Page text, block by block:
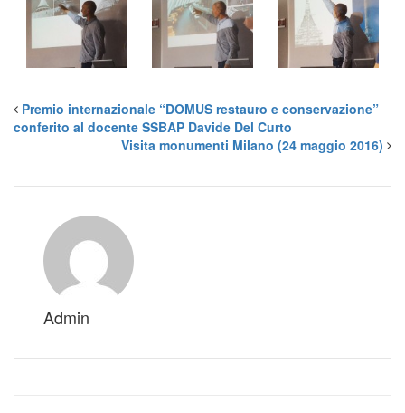
Premio internazionale “DOMUS restauro e conservazione”
conferito al docente SSBAP Davide Del Curto
Visita monumenti Milano (24 maggio 2016)
Admin